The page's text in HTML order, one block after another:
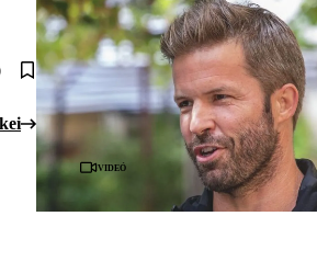
Videó